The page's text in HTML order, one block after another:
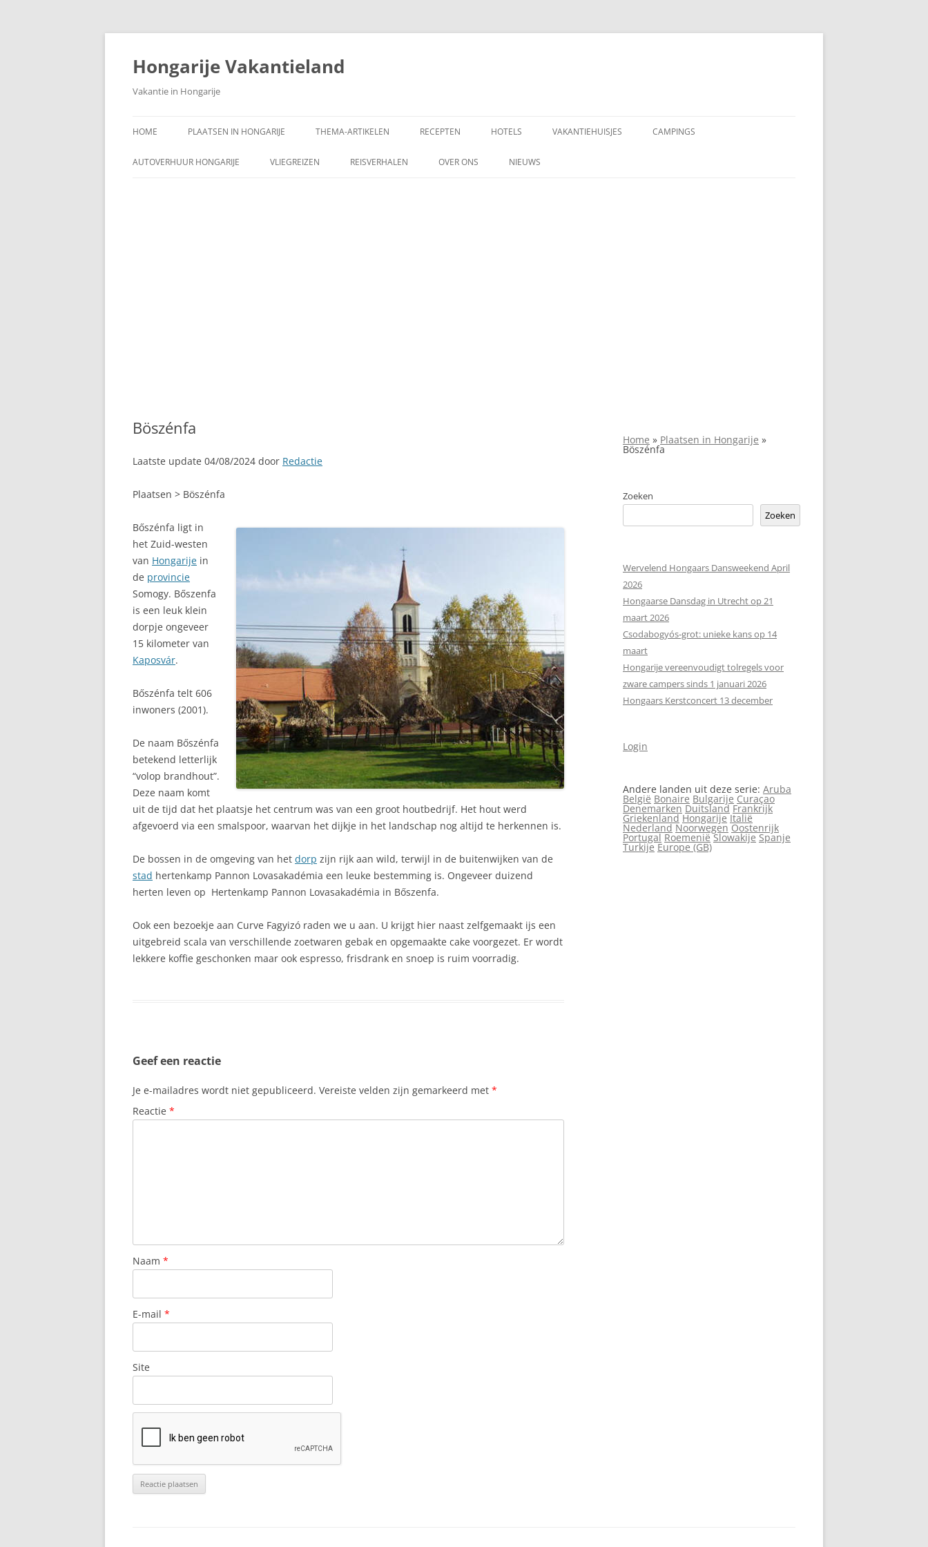
Ga
inhoud
Hongarije Vakantieland
Vakantie in Hongarije
HOME PLAATSEN IN HONGARIJE THEMA-ARTIKELEN RECEPTEN HOTELS VAKANTIEHUISJES CAMPINGS
AUTOVERHUUR HONGARIJE VLIEGREIZEN REISVERHALEN OVER ONS NIEUWS
Böszénfa
Laatste update 04/08/2024 door Redactie
Plaatsen > Böszénfa
Bőszénfa ligt in
het Zuid-westen
van Hongarije in
de provincie
Somogy. Bőszenfa
is een leuk klein
dorpje ongeveer
15 kilometer van
Kaposvár.
Bőszénfa telt 606
inwoners (2001).
De naam Bőszénfa
betekend letterlijk
“volop brandhout”.
Deze naam komt
uit de tijd dat het plaatsje het centrum was van een groot houtbedrijf. Het hout werd
afgevoerd via een smalspoor, waarvan het dijkje in het landschap nog altijd te herkennen is.
De bossen in de omgeving van het dorp zijn rijk aan wild, terwijl in de buitenwijken van de
stad hertenkamp Pannon Lovasakadémia een leuke bestemming is. Ongeveer duizend
herten leven op Hertenkamp Pannon Lovasakadémia in Bőszenfa.
Ook een bezoekje aan Curve Fagyizó raden we u aan. U krijgt hier naast zelfgemaakt ijs een
uitgebreid scala van verschillende zoetwaren gebak en opgemaakte cake voorgezet. Er wordt
lekkere koffie geschonken maar ook espresso, frisdrank en snoep is ruim voorradig.
Geef een reactie
Je e-mailadres wordt niet gepubliceerd. Vereiste velden zijn gemarkeerd met *
Reactie *
Naam *
E-mail *
Site
Home » Plaatsen in Hongarije »
Böszénfa
Zoeken
Zoeken
Wervelend Hongaars Dansweekend April
2026
Hongaarse Dansdag in Utrecht op 21
maart 2026
Csodabogyós‑grot: unieke kans op 14
maart
Hongarije vereenvoudigt tolregels voor
zware campers sinds 1 januari 2026
Hongaars Kerstconcert 13 december
Login
Andere landen uit deze serie: Aruba
België Bonaire Bulgarije Curaçao
Denemarken Duitsland Frankrijk
Griekenland Hongarije Italië
Nederland Noorwegen Oostenrijk
Portugal Roemenië Slowakije Spanje
Turkije Europe (GB)